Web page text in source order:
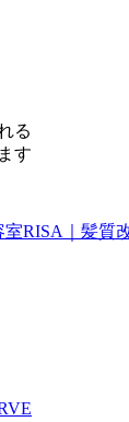
る
す